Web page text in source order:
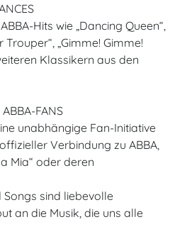
Hits wie „Dancing Queen“,
Trouper“, „Gimme! Gimme!
Klassikern aus den
FANS
unabhängige Fan-Initiative
Verbindung zu ABBA,
Mia“ oder deren
sind liebevolle
an die Musik, die uns alle